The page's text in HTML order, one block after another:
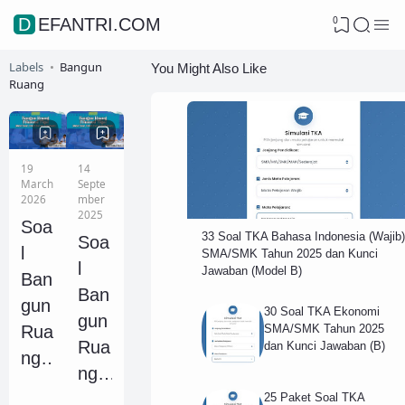
DEFANTRI.COM 0
Labels
Bangun
Ruang
19
March
2026
Soa
Ban
gun
Rua
ng
14
Septe
mber
2025
Soa
Ban
gun
Rua
ng
You Might Also Like
33 Soal TKA Bahasa Indonesia (Wajib)
SMA/SMK Tahun 2025 dan Kunci
Jawaban (Model B)
30 Soal TKA Ekonomi
SMA/SMK Tahun 2025
dan Kunci Jawaban (B)
25 Paket Soal TKA